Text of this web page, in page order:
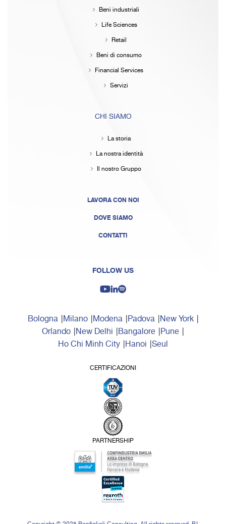
Beni industriali
Life Sciences
Retail
Beni di consumo
Financial Services
Servizi
CHI SIAMO
La storia
La nostra identità
Il nostro Gruppo
LAVORA CON NOI
DOVE SIAMO
CONTATTI
FOLLOW US
Bologna Milano Modena Padova New York
Orlando New Delhi Bangalore Pune
Ho Chi Minh City Hanoi Seul
CERTIFICAZIONI
PARTNERSHIP